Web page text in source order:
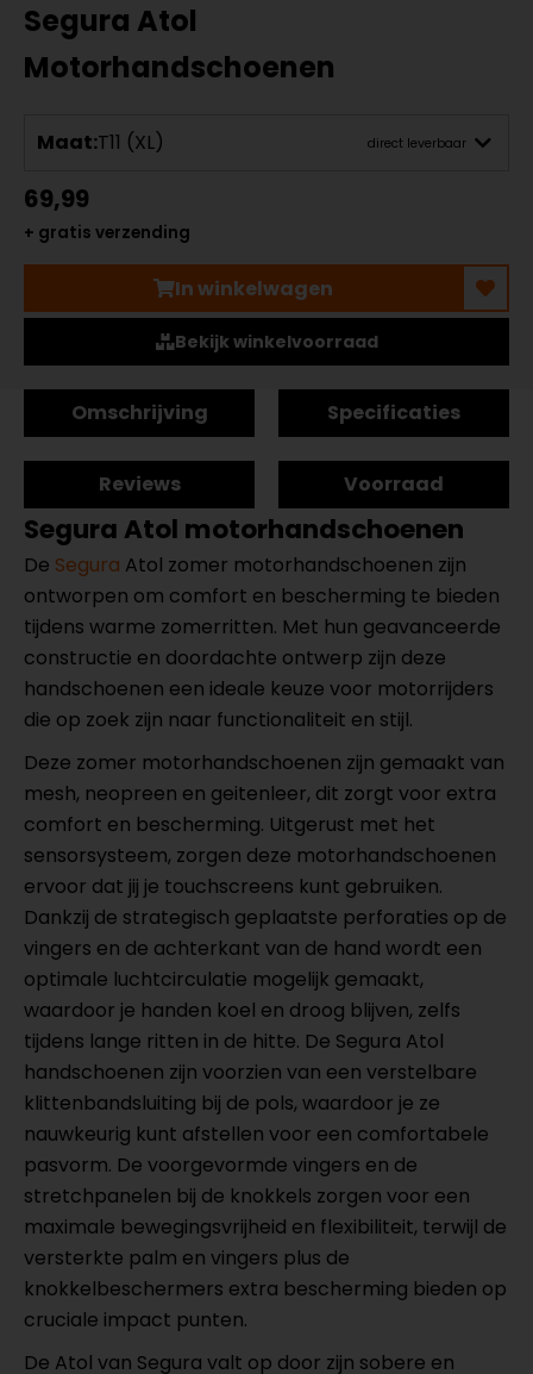
Segura Atol
Motorhandschoenen
Maat:T11 (XL) direct leverbaar
69,99
+ gratis verzending
In winkelwagen
Bekijk winkelvoorraad
Omschrijving Specificaties
Reviews Voorraad
Segura Atol motorhandschoenen
De Segura Atol zomer motorhandschoenen zijn
ontworpen om comfort en bescherming te bieden
tijdens warme zomerritten. Met hun geavanceerde
constructie en doordachte ontwerp zijn deze
handschoenen een ideale keuze voor motorrijders
die op zoek zijn naar functionaliteit en stijl.
Deze zomer motorhandschoenen zijn gemaakt van
mesh, neopreen en geitenleer, dit zorgt voor extra
comfort en bescherming. Uitgerust met het
sensorsysteem, zorgen deze motorhandschoenen
ervoor dat jij je touchscreens kunt gebruiken.
Dankzij de strategisch geplaatste perforaties op de
vingers en de achterkant van de hand wordt een
optimale luchtcirculatie mogelijk gemaakt,
waardoor je handen koel en droog blijven, zelfs
tijdens lange ritten in de hitte. De Segura Atol
handschoenen zijn voorzien van een verstelbare
klittenbandsluiting bij de pols, waardoor je ze
nauwkeurig kunt afstellen voor een comfortabele
pasvorm. De voorgevormde vingers en de
stretchpanelen bij de knokkels zorgen voor een
maximale bewegingsvrijheid en flexibiliteit, terwijl de
versterkte palm en vingers plus de
knokkelbeschermers extra bescherming bieden op
cruciale impact punten.
De Atol van Segura valt op door zijn sobere en